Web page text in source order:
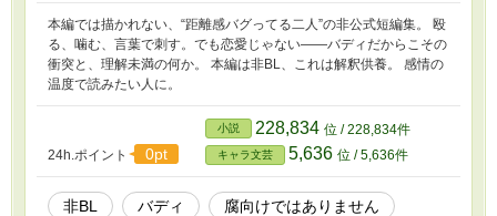
本編では描かれない、“距離感バグってる二人”の非公式短編集。 殴
る、噛む、言葉で刺す。でも恋愛じゃない――バディだからこその
衝突と、理解未満の何か。 本編は非BL、これは解釈供養。 感情の
温度で読みたい人に。
24h.ポイント 0pt
小説 228,834 位 / 228,834件
キャラ文芸 5,636 位 / 5,636件
非BL バディ
腐向けではありません